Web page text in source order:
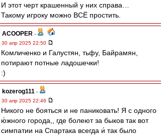
И этот черт крашенный у них справа…
Такому игроку можно ВСЁ простить.
ACOOPER -
30 апр 2025 22:50
Комличенко и Галустян, тьфу, Байрамян,
потирают потные ладошечки!
:)
kozerog111 -
30 апр 2025 22:46
Никого не бояться и не паниковать! Я с одного
ю́жного города,, где болеют за быков так вот
симпатии на Спартака всегда и́ так было